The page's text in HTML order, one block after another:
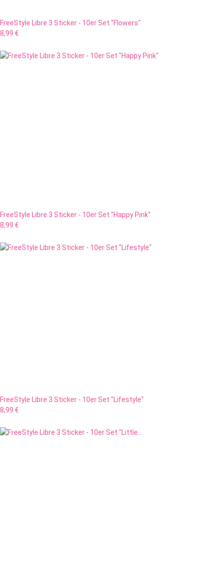
FreeStyle Libre 3 Sticker - 10er Set "Flowers"
8,99 €
FreeStyle Libre 3 Sticker - 10er Set "Happy Pink"
8,99 €
FreeStyle Libre 3 Sticker - 10er Set "Lifestyle"
8,99 €